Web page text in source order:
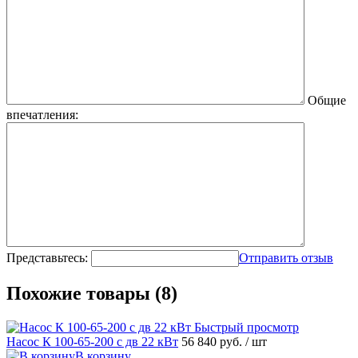
Общие
впечатления:
Представьтесь: Отправить отзыв
Похожие товары (8)
Быстрый просмотр
Насос К 100-65-200 с дв 22 кВт 56 840 руб. / шт